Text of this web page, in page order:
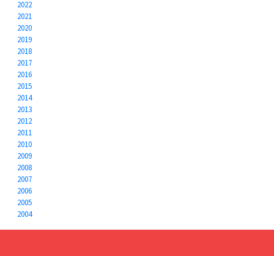
2022
2021
2020
2019
2018
2017
2016
2015
2014
2013
2012
2011
2010
2009
2008
2007
2006
2005
2004